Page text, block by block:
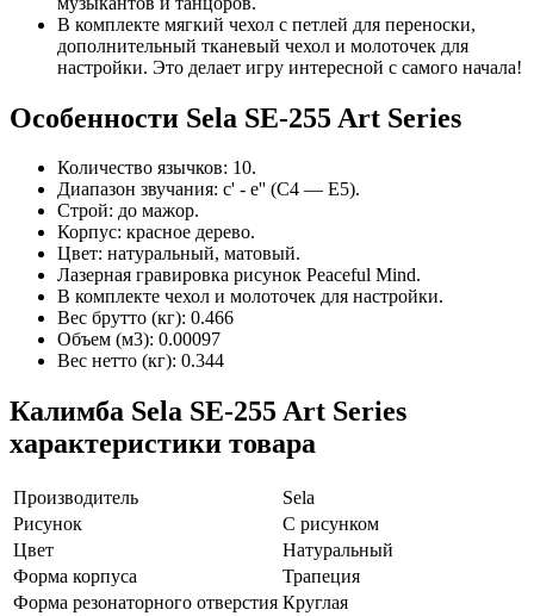
В комплекте мягкий чехол с петлей для переноски,
дополнительный тканевый чехол и молоточек для
настройки. Это делает игру интересной с самого начала!
Особенности Sela SE-255 Art Series
Количество язычков: 10.
Диапазон звучания: c' - e'' (C4 — E5).
Строй: до мажор.
Корпус: красное дерево.
Цвет: натуральный, матовый.
Лазерная гравировка рисунок Peaceful Mind.
В комплекте чехол и молоточек для настройки.
Вес брутто (кг): 0.466
Объем (м3): 0.00097
Вес нетто (кг): 0.344
Калимба Sela SE-255 Art Series
характеристики товара
Производитель
Sela
Рисунок
С рисунком
Цвет
Натуральный
Форма корпуса
Трапеция
Форма резонаторного отверстия Круглая